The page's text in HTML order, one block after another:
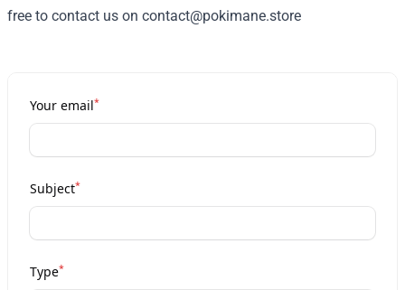
free to contact us on contact@pokimane.store